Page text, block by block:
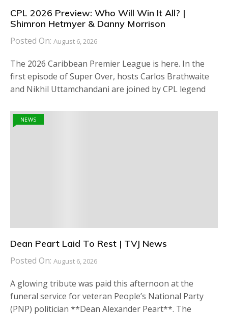
CPL 2026 Preview: Who Will Win It All? |
Shimron Hetmyer & Danny Morrison
Posted On: August 6, 2026
The 2026 Caribbean Premier League is here. In the
first episode of Super Over, hosts Carlos Brathwaite
and Nikhil Uttamchandani are joined by CPL legend
NEWS
Dean Peart Laid To Rest | TVJ News
Posted On: August 6, 2026
A glowing tribute was paid this afternoon at the
funeral service for veteran People’s National Party
(PNP) politician **Dean Alexander Peart**. The